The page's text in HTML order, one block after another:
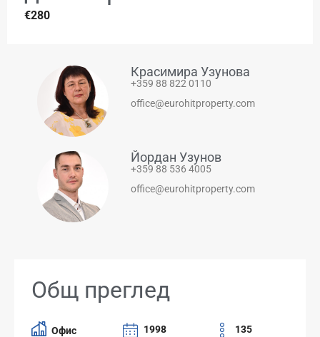
€280
Красимира Узунова
+359 88 822 0110
office@eurohitproperty.com
Йордан Узунов
+359 88 536 4005
office@eurohitproperty.com
Общ преглед
Офис 1998 135